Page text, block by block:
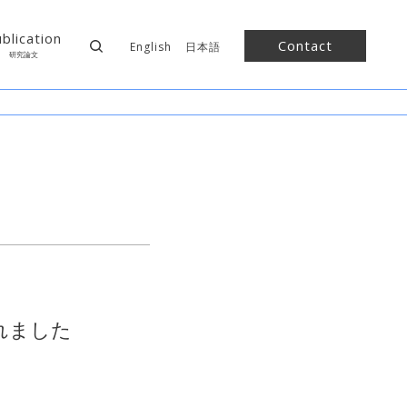
研究論文
English 日本語 Contact
ました